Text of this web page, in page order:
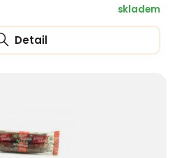
skladem
Detail